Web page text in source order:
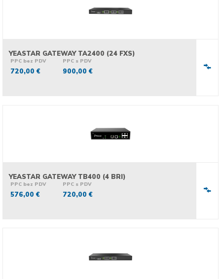
YEASTAR GATEWAY TA2400 (24 FXS)
PPC bez PDV
720,00 €
PPC s PDV
900,00 €
YEASTAR GATEWAY TB400 (4 BRI)
PPC bez PDV
576,00 €
PPC s PDV
720,00 €